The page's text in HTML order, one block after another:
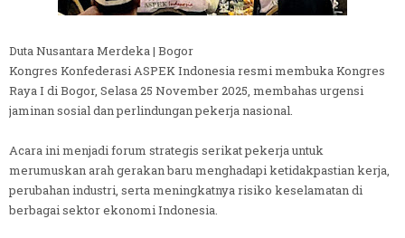
Duta Nusantara Merdeka | Bogor
Kongres Konfederasi ASPEK Indonesia resmi membuka Kongres
Raya I di Bogor, Selasa 25 November 2025, membahas urgensi
jaminan sosial dan perlindungan pekerja nasional.
Acara ini menjadi forum strategis serikat pekerja untuk
merumuskan arah gerakan baru menghadapi ketidakpastian kerja,
perubahan industri, serta meningkatnya risiko keselamatan di
berbagai sektor ekonomi Indonesia.